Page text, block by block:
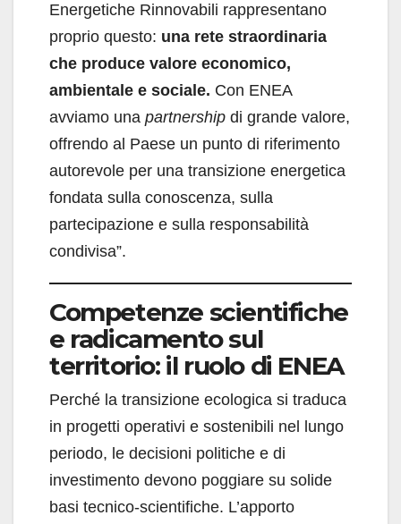
Energetiche Rinnovabili rappresentano
proprio questo: una rete straordinaria
che produce valore economico,
ambientale e sociale. Con ENEA
avviamo una partnership di grande valore,
offrendo al Paese un punto di riferimento
autorevole per una transizione energetica
fondata sulla conoscenza, sulla
partecipazione e sulla responsabilità
condivisa”.
Competenze scientifiche
e radicamento sul
territorio: il ruolo di ENEA
Perché la transizione ecologica si traduca
in progetti operativi e sostenibili nel lungo
periodo, le decisioni politiche e di
investimento devono poggiare su solide
basi tecnico-scientifiche. L’apporto